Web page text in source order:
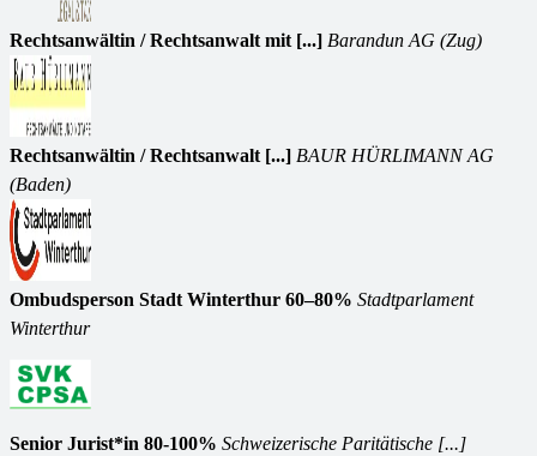
Rechtsanwältin / Rechtsanwalt mit [...] Barandun AG (Zug)
Rechtsanwältin / Rechtsanwalt [...] BAUR HÜRLIMANN AG
(Baden)
Ombudsperson Stadt Winterthur 60–80% Stadtparlament
Winterthur
Senior Jurist*in 80-100% Schweizerische Paritätische [...]